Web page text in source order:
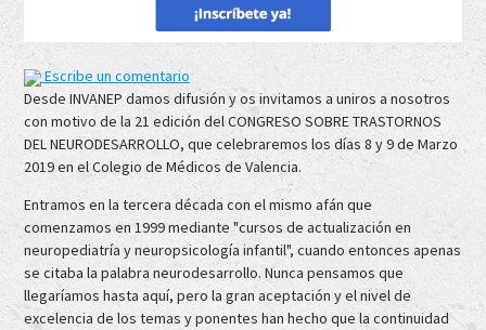
Escribe un comentario
Desde INVANEP damos difusión y os invitamos a uniros a nosotros
con motivo de la 21 edición del CONGRESO SOBRE TRASTORNOS
DEL NEURODESARROLLO, que celebraremos los días 8 y 9 de Marzo
2019 en el Colegio de Médicos de Valencia.
Entramos en la tercera década con el mismo afán que
comenzamos en 1999 mediante "cursos de actualización en
neuropediatría y neuropsicología infantil", cuando entonces apenas
se citaba la palabra neurodesarrollo. Nunca pensamos que
llegaríamos hasta aquí, pero la gran aceptación y el nivel de
excelencia de los temas y ponentes han hecho que la continuidad